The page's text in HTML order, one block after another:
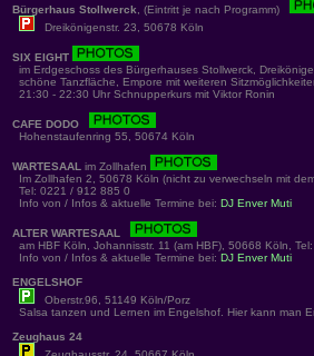
Bürgerhaus Stollwerck, (Eintritt je nach Programm)
Dreikönigenstr. 23, 50678 Köln
SIX EIGHT
im Erdgeschoss des Bürgerhauses Stollwerck,
schöne Tanzfläche, Empore mit weiteren
21:30 - 22:30 Uhr Schnupperkurs mit Viktor Ronin
CAFE DODO
Hohenstaufenring 55, 50674 Köln
WARTESAAL im Zollhafen
Im Zollhafen 2, 50678 Köln (nicht zu verwechseln mit
Tel: 0221 / 912 885 0
Info von / Infos & aktuelle Termine bei: DJ Enver Muti
ALTER WARTESAAL
am HBF Köln, Johannisstr. 11 (am HBF), 50668 Köln,
Info von / Infos & aktuelle Termine bei: DJ Enver Muti
ENGELSHOF
Oberstr.96, 51149 Köln/Porz
Salsa tanzen und Lernen im Engelshof. Hier kann man
Zeughaus 24